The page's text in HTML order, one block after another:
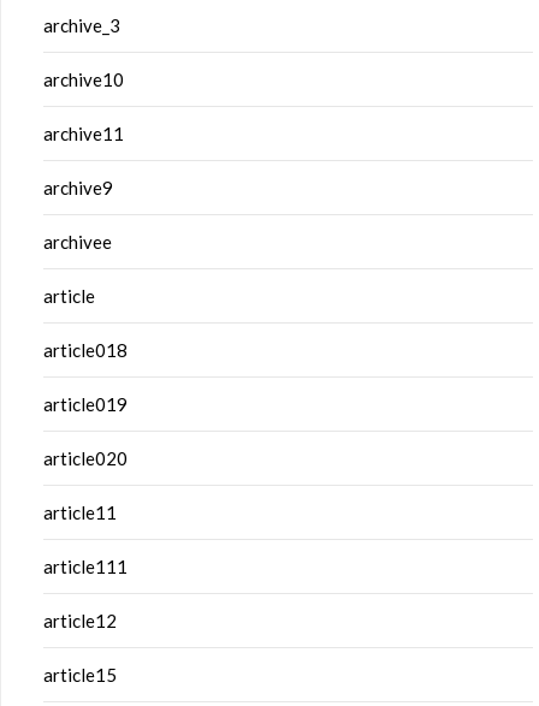
archive_3
archive10
archive11
archive9
archivee
article
article018
article019
article020
article11
article111
article12
article15